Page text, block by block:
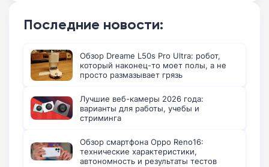
Последние новости:
Обзор Dreame L50s Pro Ultra: робот,
который наконец-то моет полы, а не
просто размазывает грязь
Лучшие веб-камеры 2026 года:
варианты для работы, учебы и
стриминга
Обзор смартфона Oppo Reno16:
технические характеристики,
автономность и результаты тестов